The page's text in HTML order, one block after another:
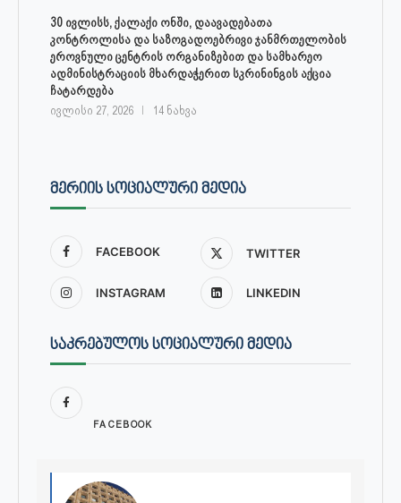
30 ივლისს, ქალაქი ონში, დაავადებათა
კონტროლისა და საზოგადოებრივი ჯანმრთელობის
ეროვნული ცენტრის ორგანიზებით და სამხარეო
ადმინისტრაციის მხარდაჭერით სკრინინგის აქცია
ჩატარდება
ივლისი 27, 2026 14 ნახვა
ᲛᲔᲠᲘᲘᲡ ᲡᲝᲪᲘᲐᲚᲣᲠᲘ ᲛᲔᲓᲘᲐ
FACEBOOK TWITTER
INSTAGRAM LINKEDIN
ᲡᲐᲙᲠᲔᲑᲣᲚᲝᲡ ᲡᲝᲪᲘᲐᲚᲣᲠᲘ ᲛᲔᲓᲘᲐ
FACEBOOK